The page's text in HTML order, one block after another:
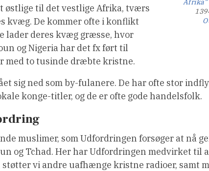
østlige til det vestlige Afrika, tværs
kvæg. De kommer ofte i konflikt
lader deres kvæg græsse, hvor
og Nigeria har det fx ført til
med to tusinde dræbte kristne.
sig ned som by-fulanere. De har ofte stor
konge-titler, og de er ofte gode handelsfolk.
muslimer, som Udfordringen forsøger at nå
og Tchad. Her har Udfordringen medvirket til
vi andre uafhænge kristne radioer, samt